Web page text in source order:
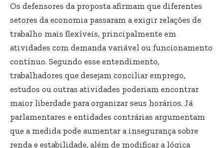
Os defensores da proposta afirmam que diferentes
setores da economia passaram a exigir relações de
trabalho mais flexíveis, principalmente em
atividades com demanda variável ou funcionamento
contínuo. Segundo esse entendimento,
trabalhadores que desejam conciliar emprego,
estudos ou outras atividades poderiam encontrar
maior liberdade para organizar seus horários. Já
parlamentares e entidades contrárias argumentam
que a medida pode aumentar a insegurança sobre
renda e estabilidade, além de modificar a lógica